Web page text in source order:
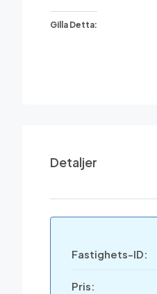
Gilla Detta:
Detaljer
Fastighets-ID:
Pris: